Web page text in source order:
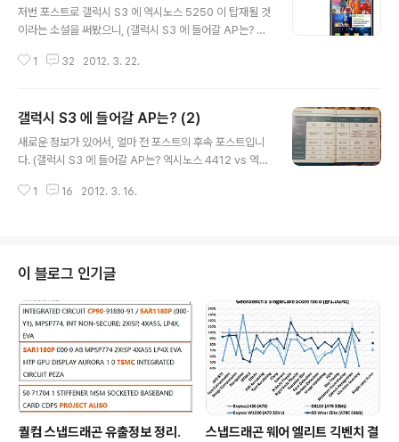
저번 포스트로 갤럭시 S3 에 엑시노스 5250 이 탑재될 것
이라는 소설을 써봤으니, (갤럭시 S3 에 들어갈 AP는? 엑
들과 변화된 상황을 반영한 새로운 소설을 써볼까합니다.
황에서, 제 아무리 주변 정황을 근거로 추측을 해봤자 그건
소설이지요. 완전 픽션은 아니고, 약간이나마 팩트가 섞여
있는 팩션(Faction = Fact + Fiction) 정도가 되겠지요.
확인되지 않았습니다.) 일단 핵심만 말하면 아래와 같습니
1 32 2012. 3. 22.
갤럭시 S3 에 들어갈 AP는? (2)
새로운 정보가 있어서, 얼마 전 포스트의 후속 포스트입니
다. (갤럭시 S3 에 들어갈 AP는? 엑시노스 4412 vs 엑시
s 5250 관련 정보. - 갤럭시 S3 의 베이스밴드칩 정보. -
말에 탑재 제품이 출시 예정. 3. Cortex-A15 기반 2.0G
Hz 듀얼코어이고, big.LITTLE 는 적용되지 않는 것으로
추측. 4. 메모리 대역폭은 12.8GB/s 5. GPU는 Mali-T6
04 쿼드코어로, Mali-400 에 ..
1 16 2012. 3. 16.
이 블로그 인기글
퀄컴 스냅드래곤 유출정보 정리.
스냅드래곤 웨어 엘리트 긱벤치 결